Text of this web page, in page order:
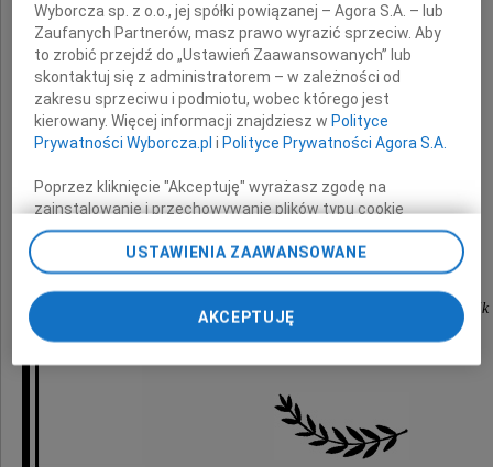
dziennikarza Polskiego Radia,
byłego żołnierza Armii Krajowej
i uczestnika Powstania Warszawskiego.
Rodzinie i Bliskim
składamy wyrazy głębokiego współczucia
Prezydent Radomia Andrzej Kosztowniak
Przewodniczący Rady Miejskiej Dariusz Wójcik
Wyborcza sp. z o.o., jej spółki powiązanej – Agora S.A. – lub
Zaufanych Partnerów, masz prawo wyrazić sprzeciw. Aby
to zrobić przejdź do „Ustawień Zaawansowanych” lub
skontaktuj się z administratorem – w zależności od
zakresu sprzeciwu i podmiotu, wobec którego jest
kierowany. Więcej informacji znajdziesz w Polityce
Prywatności Wyborcza.pl i Polityce Prywatności Agora S.A.
Poprzez kliknięcie "Akceptuję" wyrażasz zgodę na
zainstalowanie i przechowywanie plików typu cookie
Wyborczej sp. z o. o. jej Zaufanych Partnerów i Agora S.A.
na Twoim urządzeniu końcowym. Możesz też w każdej
chwili zmienić swoje preferencje dot. plików cookie,
ponownie wywołując narzędzie do zarządzania Twoimi
preferencjami dot. przetwarzania danych poprzez
odnośnik „Ustawienia prywatności” w stopce serwisu i
przechodząc do sekcji „Ustawienia zaawansowane”.
My, nasi Zaufani Partnerzy i Agora S.A. możemy
USTAWIENIA ZAAWANSOWANE
AKCEPTUJĘ